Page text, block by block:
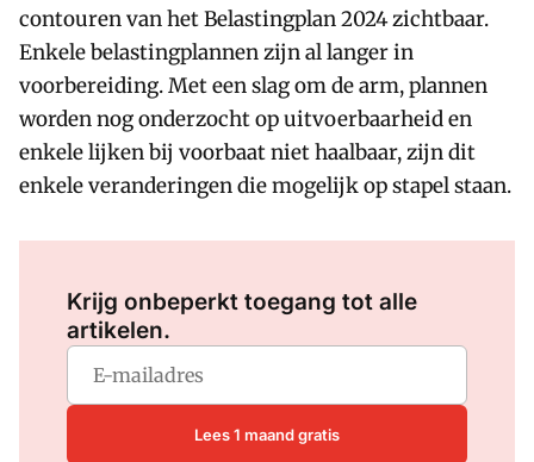
contouren van het Belastingplan 2024 zichtbaar.
Enkele belastingplannen zijn al langer in
voorbereiding. Met een slag om de arm, plannen
worden nog onderzocht op uitvoerbaarheid en
enkele lijken bij voorbaat niet haalbaar, zijn dit
enkele veranderingen die mogelijk op stapel staan.
Krijg onbeperkt toegang tot alle
artikelen.
Lees 1 maand gratis